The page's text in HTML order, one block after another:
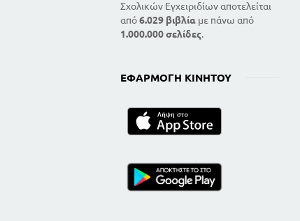
Σχολικών Εγχειριδίων αποτελείται
από6.029 βιβλία με πάνω από
1.000.000 σελίδες.
ΕΦΑΡΜΟΓΉ ΚΙΝΗΤΟΎ